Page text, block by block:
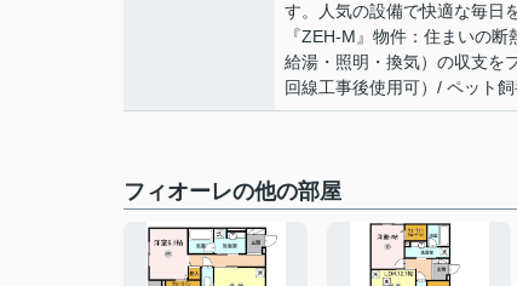
す。人気の設備で快適な毎日
『ZEH-M』物件：住まいの
給湯・照明・換気）の収支を
回線工事後使用可）/ ペット
フィオーレの他の部屋